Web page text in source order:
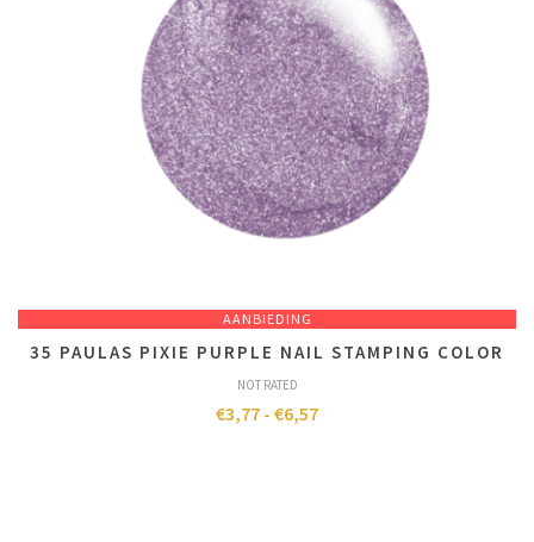
AANBIEDING
35 PAULAS PIXIE PURPLE NAIL STAMPING COLOR
NOT RATED
€3,77 - €6,57